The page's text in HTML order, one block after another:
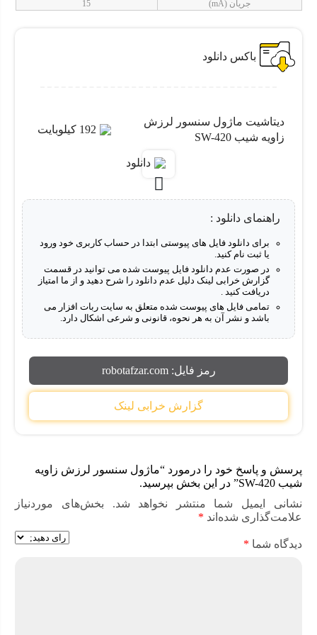
ویژگی ماژول سنسور لرزش زاویه شیب
SW-420
حساسیت بالا و پاسخ سریع
محدوده تشخیص گسترده
دارای آی سی مقایسه کننده ولتاژ LM393N
دارای یک سیستم میرایی داخلی برای فیلتر اختلالات جزئی
جریان (mA)
15
باکس دانلود
دیتاشیت ماژول سنسور لرزش
زاویه شیب SW-420
192 کیلوبایت
دانلود
راهنمای دانلود :
برای دانلود فایل های پیوستی ابتدا در حساب کاربری خود ورود
یا ثبت نام کنید.
در صورت عدم دانلود فایل پیوست شده می توانید در قسمت
گزارش خرابی لینک دلیل عدم دانلود را شرح دهید و از ما امتیاز
دریافت کنید .
تمامی فایل های پیوست شده متعلق به سایت ربات افزار می
باشد و نشر آن به هر نحوه، قانونی و شرعی اشکال دارد.
رمز فایل:robotafzar.com
گزارش خرابی لینک
پرسش و پاسخ خود را درمورد “ماژول سنسور لرزش زاویه
شیب SW-420” در این بخش بپرسید.
نشانی ایمیل شما منتشر نخواهد شد.
بخش‌های موردنیاز
علامت‌گذاری شده‌اند *
دیدگاه شما *